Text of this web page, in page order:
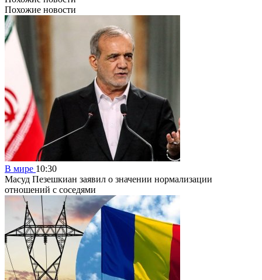
Похожие новости
В мире 10:30
Масуд Пезешкиан заявил о значении нормализации
отношений с соседями